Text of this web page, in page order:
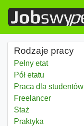
Rodzaje pracy
Pełny etat
Pół etatu
Praca dla studentów
Freelancer
Staż
Praktyka